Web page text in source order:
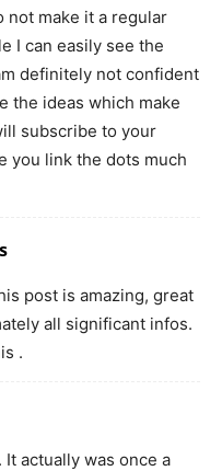
not make it a regular
I can easily see the
definitely not confident
the ideas which make
subscribe to your
you link the dots much
post is amazing, great
all significant infos.
.
actually was once a